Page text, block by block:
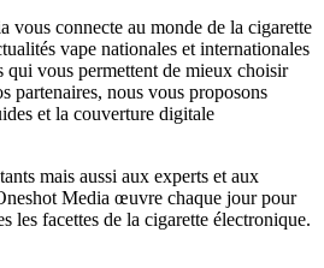
vous connecte au monde de la cigarette
vape nationales et internationales
qui vous permettent de mieux choisir
partenaires, nous vous proposons
et la couverture digitale
mais aussi aux experts et aux
Media œuvre chaque jour pour
les facettes de la cigarette électronique.